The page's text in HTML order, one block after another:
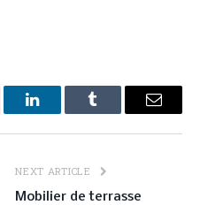
LinkedInTumblr Email
NEXT ARTICLE
Mobilier de terrasse